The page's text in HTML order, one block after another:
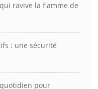
ravive la flamme de
: une sécurité
quotidien pour